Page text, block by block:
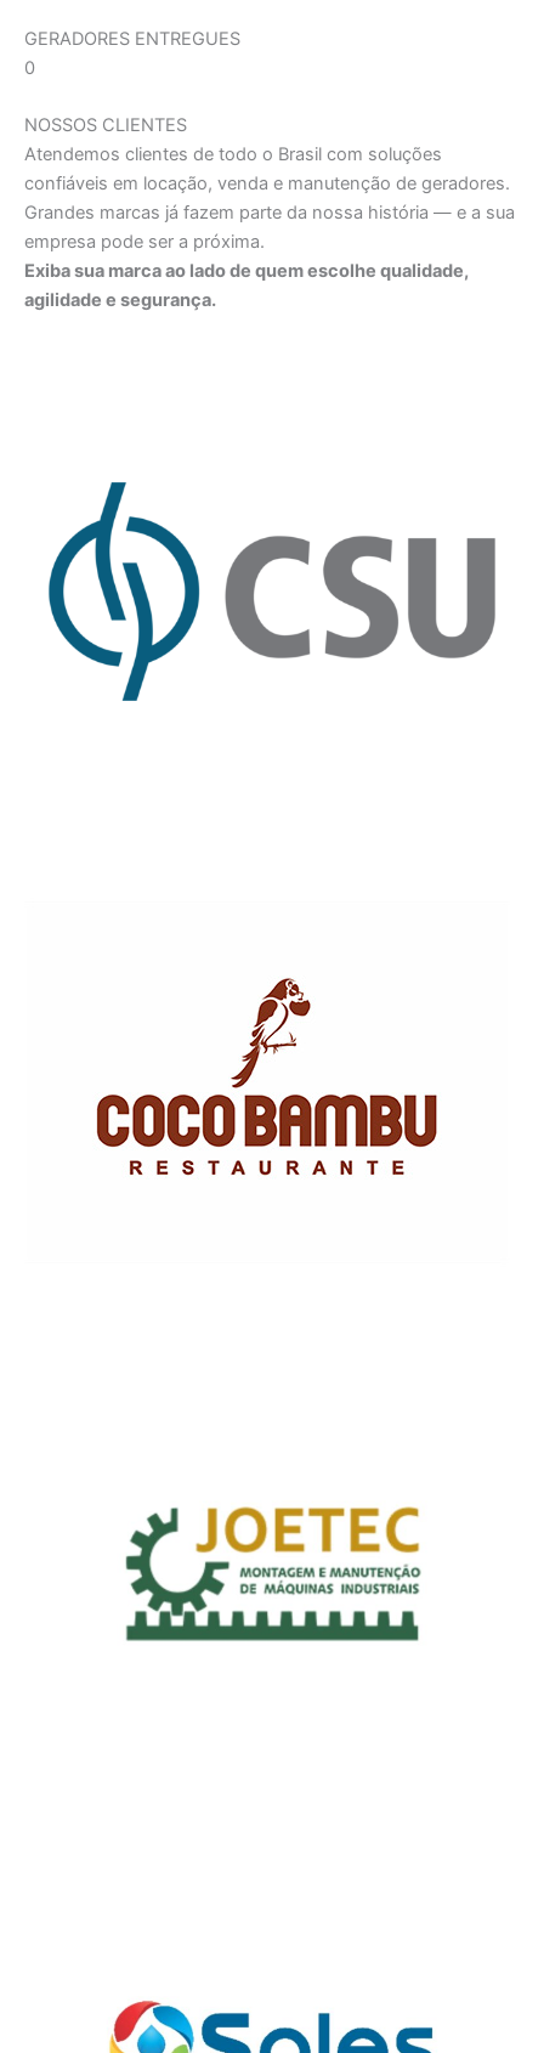
GERADORES ENTREGUES
0
NOSSOS CLIENTES
Atendemos clientes de todo o Brasil com soluções
confiáveis em locação, venda e manutenção de geradores.
Grandes marcas já fazem parte da nossa história — e a sua
empresa pode ser a próxima.
Exiba sua marca ao lado de quem escolhe qualidade,
agilidade e segurança.